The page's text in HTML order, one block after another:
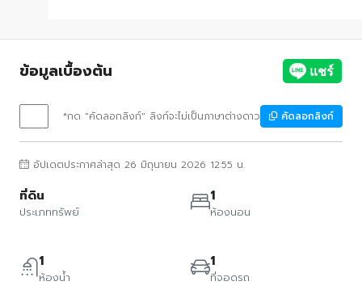
ข้อมูลเบื้องต้น
*กด "คัดลอกลิงก์" ลิงก์จะไม่เป็นภาษาต่างดาว คัดลอกลิงก์
อัปเดตประกาศล่าสุด 26 มิถุนายน 2026 12:55 น.
ที่ดิน
ประเภททรัพย์
1
ห้องนอน
1
ห้องน้ำ
1
ที่จอดรถ